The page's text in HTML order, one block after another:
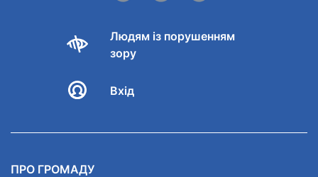
Людям із порушенням
зору
Вхід
ПРО ГРОМАДУ